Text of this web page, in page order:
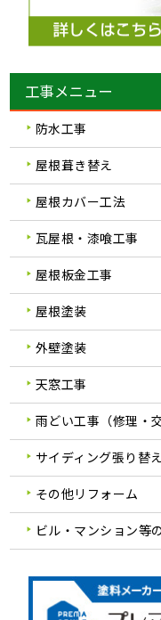
工事メニュー
防水工事
屋根葺き替え
屋根カバー工法
瓦屋根・漆喰工事
屋根板金工事
屋根塗装
外壁塗装
天窓工事
雨どい工事（修理・交
サイディング張り替え
その他リフォーム
ビル・マンション等